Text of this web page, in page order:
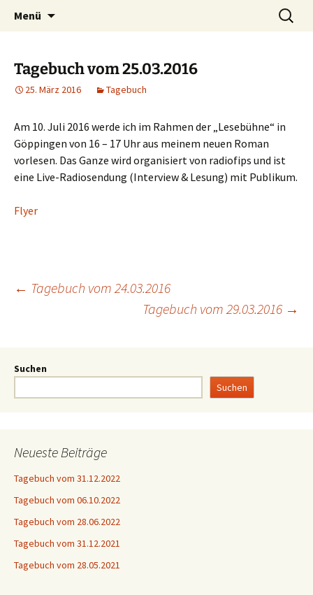
Timo Bader
Willkommen im Reich der Geschichten
Menü
Tagebuch vom 25.03.2016
25. März 2016 Tagebuch
Am 10. Juli 2016 werde ich im Rahmen der „Lesebühne“ in
Göppingen von 16 – 17 Uhr aus meinem neuen Roman
vorlesen. Das Ganze wird organisiert von radiofips und ist
eine Live-Radiosendung (Interview & Lesung) mit Publikum.
Flyer
← Tagebuch vom 24.03.2016
Tagebuch vom 29.03.2016 →
Suchen
Suchen
Neueste Beiträge
Tagebuch vom 31.12.2022
Tagebuch vom 06.10.2022
Tagebuch vom 28.06.2022
Tagebuch vom 31.12.2021
Tagebuch vom 28.05.2021